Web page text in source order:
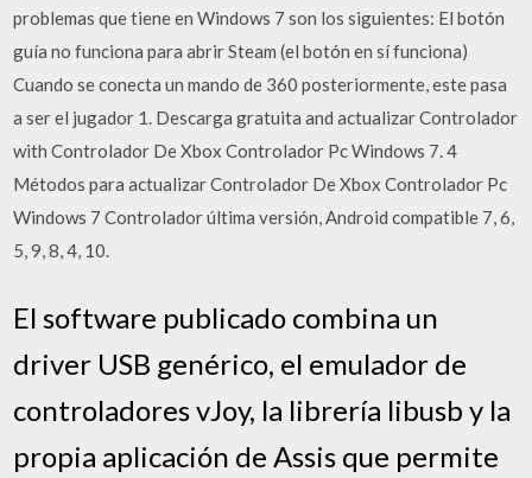
problemas que tiene en Windows 7 son los siguientes: El botón
guía no funciona para abrir Steam (el botón en sí funciona)
Cuando se conecta un mando de 360 posteriormente, este pasa
a ser el jugador 1. Descarga gratuita and actualizar Controlador
with Controlador De Xbox Controlador Pc Windows 7. 4
Métodos para actualizar Controlador De Xbox Controlador Pc
Windows 7 Controlador última versión, Android compatible 7, 6,
5, 9, 8, 4, 10.
El software publicado combina un
driver USB genérico, el emulador de
controladores vJoy, la librería libusb y la
propia aplicación de Assis que permite